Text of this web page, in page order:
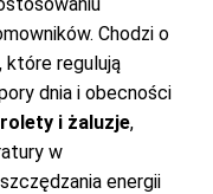
Chodzi o
, które regulują
dnia i obecności
i żaluzje,
w
energii